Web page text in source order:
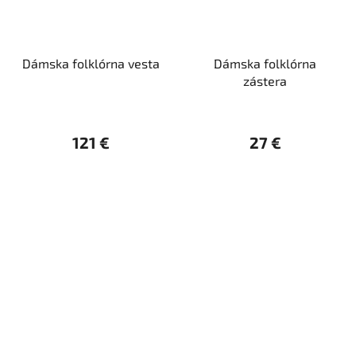
Dámska folklórna vesta
121 €
Dámska folklórna
zástera
27 €